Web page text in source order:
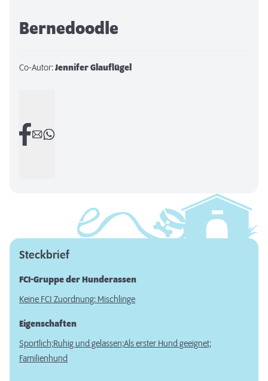
Bernedoodle
Co-Autor:Jennifer Glauflügel
Steckbrief
FCI-Gruppe der Hunderassen
Keine FCI Zuordnung: Mischlinge
Eigenschaften
Sportlich;Ruhig und gelassen;Als erster Hund geeignet;
Familienhund